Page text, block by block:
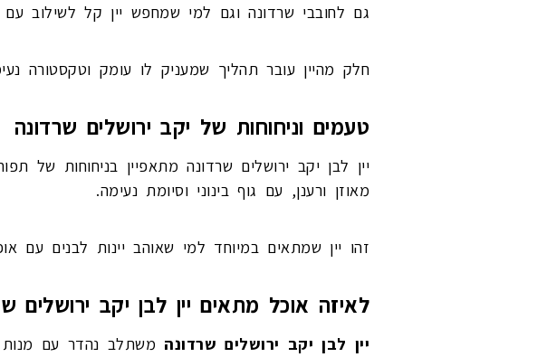
גם לחובבי שרדונה וגם למי שמחפש יין קל לשילוב עם
חלק מהיין עובר תהליך שמעניק לו עומק וטקסטורה
טעמים וניחוחות של יקב ירושלים שרדונה
יין לבן יקב ירושלים שרדונה מתאפיין בניחוחות של
מאוזן ורענן, עם גוף בינוני וסיומת נעימה.
זהו יין שמתאים במיוחד למי שאוהב יינות לבנים עם
לאיזה אוכל מתאים יין לבן יקב ירושלים
יין לבן יקב ירושלים שרדונה משתלב נהדר עם מנות